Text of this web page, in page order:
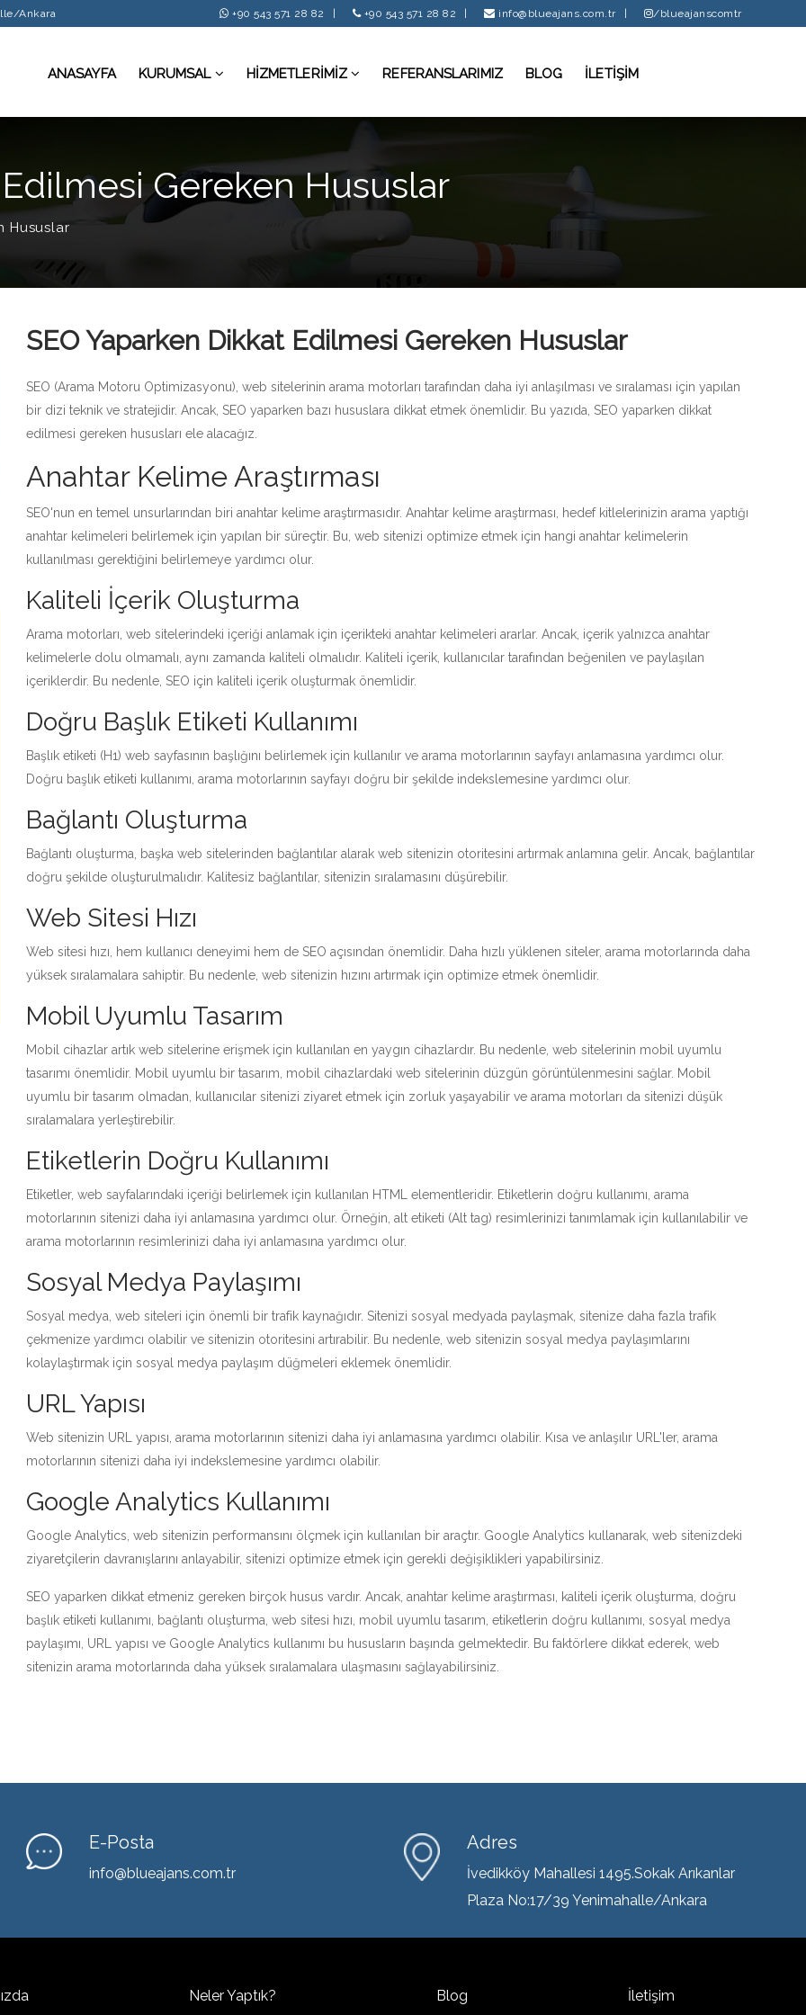
Ankara +90 543 571 28 82 +90 543 571 28 82 info@blueajans.com.tr| /blueajanscomtr
ANASAYFA KURUMSAL HİZMETLERİMİZ REFERANSLARIMIZ BLOG İLETİŞİM
Gereken Hususlar
Hususlar
SEO Yaparken Dikkat Edilmesi Gereken Hususlar
SEO (Arama Motoru Optimizasyonu), web sitelerinin arama motorları tarafından daha iyi anlaşılması ve sıralaması için yapılan
bir dizi teknik ve stratejidir. Ancak, SEO yaparken bazı hususlara dikkat etmek önemlidir. Bu yazıda, SEO yaparken dikkat
edilmesi gereken hususları ele alacağız.
Anahtar Kelime Araştırması
SEO'nun en temel unsurlarından biri anahtar kelime araştırmasıdır. Anahtar kelime araştırması, hedef kitlelerinizin arama yaptığı
anahtar kelimeleri belirlemek için yapılan bir süreçtir. Bu, web sitenizi optimize etmek için hangi anahtar kelimelerin
kullanılması gerektiğini belirlemeye yardımcı olur.
Kaliteli İçerik Oluşturma
Arama motorları, web sitelerindeki içeriği anlamak için içerikteki anahtar kelimeleri ararlar. Ancak, içerik yalnızca anahtar
kelimelerle dolu olmamalı, aynı zamanda kaliteli olmalıdır. Kaliteli içerik, kullanıcılar tarafından beğenilen ve paylaşılan
içeriklerdir. Bu nedenle, SEO için kaliteli içerik oluşturmak önemlidir.
Doğru Başlık Etiketi Kullanımı
Başlık etiketi (H1) web sayfasının başlığını belirlemek için kullanılır ve arama motorlarının sayfayı anlamasına yardımcı olur.
Doğru başlık etiketi kullanımı, arama motorlarının sayfayı doğru bir şekilde indekslemesine yardımcı olur.
Bağlantı Oluşturma
Bağlantı oluşturma, başka web sitelerinden bağlantılar alarak web sitenizin otoritesini artırmak anlamına gelir. Ancak, bağlantılar
doğru şekilde oluşturulmalıdır. Kalitesiz bağlantılar, sitenizin sıralamasını düşürebilir.
Web Sitesi Hızı
Web sitesi hızı, hem kullanıcı deneyimi hem de SEO açısından önemlidir. Daha hızlı yüklenen siteler, arama motorlarında daha
yüksek sıralamalara sahiptir. Bu nedenle, web sitenizin hızını artırmak için optimize etmek önemlidir.
Mobil Uyumlu Tasarım
Mobil cihazlar artık web sitelerine erişmek için kullanılan en yaygın cihazlardır. Bu nedenle, web sitelerinin mobil uyumlu
tasarımı önemlidir. Mobil uyumlu bir tasarım, mobil cihazlardaki web sitelerinin düzgün görüntülenmesini sağlar. Mobil
uyumlu bir tasarım olmadan, kullanıcılar sitenizi ziyaret etmek için zorluk yaşayabilir ve arama motorları da sitenizi düşük
sıralamalara yerleştirebilir.
Etiketlerin Doğru Kullanımı
Etiketler, web sayfalarındaki içeriği belirlemek için kullanılan HTML elementleridir. Etiketlerin doğru kullanımı, arama
motorlarının sitenizi daha iyi anlamasına yardımcı olur. Örneğin, alt etiketi (Alt tag) resimlerinizi tanımlamak için kullanılabilir ve
arama motorlarının resimlerinizi daha iyi anlamasına yardımcı olur.
Sosyal Medya Paylaşımı
Sosyal medya, web siteleri için önemli bir trafik kaynağıdır. Sitenizi sosyal medyada paylaşmak, sitenize daha fazla trafik
çekmenize yardımcı olabilir ve sitenizin otoritesini artırabilir. Bu nedenle, web sitenizin sosyal medya paylaşımlarını
kolaylaştırmak için sosyal medya paylaşım düğmeleri eklemek önemlidir.
URL Yapısı
Web sitenizin URL yapısı, arama motorlarının sitenizi daha iyi anlamasına yardımcı olabilir. Kısa ve anlaşılır URL'ler, arama
motorlarının sitenizi daha iyi indekslemesine yardımcı olabilir.
Google Analytics Kullanımı
Google Analytics, web sitenizin performansını ölçmek için kullanılan bir araçtır. Google Analytics kullanarak, web sitenizdeki
ziyaretçilerin davranışlarını anlayabilir, sitenizi optimize etmek için gerekli değişiklikleri yapabilirsiniz.
SEO yaparken dikkat etmeniz gereken birçok husus vardır. Ancak, anahtar kelime araştırması, kaliteli içerik oluşturma, doğru
başlık etiketi kullanımı, bağlantı oluşturma, web sitesi hızı, mobil uyumlu tasarım, etiketlerin doğru kullanımı, sosyal medya
paylaşımı, URL yapısı ve Google Analytics kullanımı bu hususların başında gelmektedir. Bu faktörlere dikkat ederek, web
sitenizin arama motorlarında daha yüksek sıralamalara ulaşmasını sağlayabilirsiniz.
E-Posta
info@blueajans.com.tr
Adres
İvedikköy Mahallesi 1495.Sokak Arıkanlar
Plaza No:17/39 Yenimahalle/Ankara
Neler Yaptık? Blog İletişim